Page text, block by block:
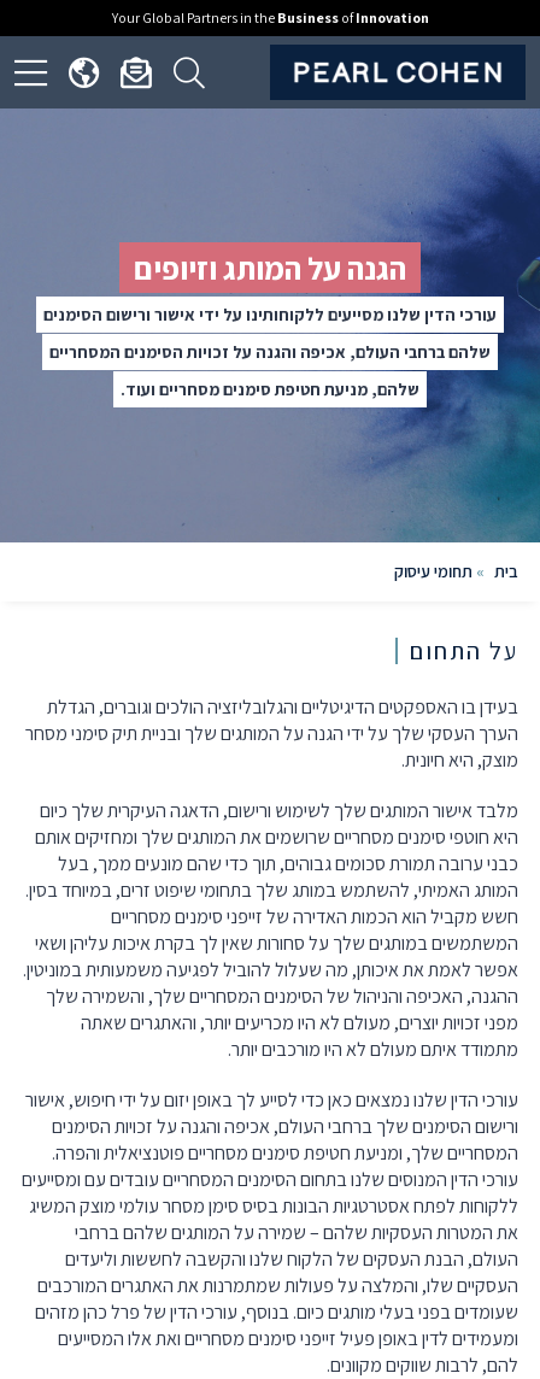
Your Global Partners in the BusinessofInnovation
Click
to
Click
to
Click
to
הגנה על המותג וזיופים
עורכי הדין שלנו מסייעים ללקוחותינו על ידי אישור ורישום הסימנים
שלהם ברחבי העולם, אכיפה והגנה על זכויות הסימנים המסחריים
שלהם, מניעת חטיפת סימנים מסחריים ועוד.
בית » תחומי עיסוק
על התחום
בעידן בו האספקטים הדיגיטליים והגלובליזציה הולכים וגוברים, הגדלת
הערך העסקי שלך על ידי הגנה על המותגים שלך ובניית תיק סימני מסחר
מוצק, היא חיונית.
מלבד אישור המותגים שלך לשימוש ורישום, הדאגה העיקרית שלך כיום
היא חוטפי סימנים מסחריים שרושמים את המותגים שלך ומחזיקים אותם
כבני ערובה תמורת סכומים גבוהים, תוך כדי שהם מונעים ממך, בעל
המותג האמיתי, להשתמש במותג שלך בתחומי שיפוט זרים, במיוחד בסין.
חשש מקביל הוא הכמות האדירה של זייפני סימנים מסחריים
המשתמשים במותגים שלך על סחורות שאין לך בקרת איכות עליהן ושאי
אפשר לאמת את איכותן, מה שעלול להוביל לפגיעה משמעותית במוניטין.
ההגנה, האכיפה והניהול של הסימנים המסחריים שלך, והשמירה שלך
מפני זכויות יוצרים, מעולם לא היו מכריעים יותר, והאתגרים שאתה
מתמודד איתם מעולם לא היו מורכבים יותר.
עורכי הדין שלנו נמצאים כאן כדי לסייע לך באופן יזום על ידי חיפוש, אישור
ורישום הסימנים שלך ברחבי העולם, אכיפה והגנה על זכויות הסימנים
המסחריים שלך, ומניעת חטיפת סימנים מסחריים פוטנציאלית והפרה.
עורכי הדין המנוסים שלנו בתחום הסימנים המסחריים עובדים עם ומסייעים
ללקוחות לפתח אסטרטגיות הבונות בסיס סימן מסחר עולמי מוצק המשיג
את המטרות העסקיות שלהם – שמירה על המותגים שלהם ברחבי
העולם, הבנת העסקים של הלקוח שלנו והקשבה לחששות וליעדים
העסקיים שלו, והמלצה על פעולות שמתמרנות את האתגרים המורכבים
שעומדים בפני בעלי מותגים כיום. בנוסף, עורכי הדין של פרל כהן מזהים
ומעמידים לדין באופן פעיל זייפני סימנים מסחריים ואת אלו המסייעים
להם, לרבות שווקים מקוונים.